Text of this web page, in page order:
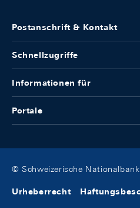
Postanschrift & Kontakt
Schnellzugriffe
Informationen für
Portale
© Schweizerische
Urheberrecht